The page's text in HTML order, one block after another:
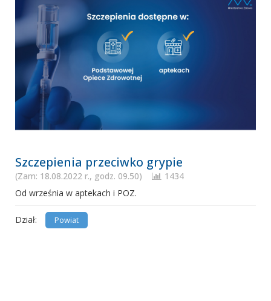
Szczepienia przeciwko grypie
(Zam: 18.08.2022 r., godz. 09.50)
1434
Od września w aptekach i POZ.
Dział: Powiat